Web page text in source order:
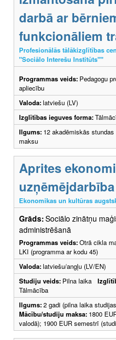
darbā ar
funkcionāliem
Profesionālās tālākizglītības
"Sociālo Interešu Institūts""
Programmas veids: Pedagogu
apliecību
Valoda:latviešu (LV)
Izglītības ieguves forma:
Ilgums: 12 akadēmiskās stundas
maksu
Aprites
uzņēmējdarbība
Ekonomikas un kultūras
Grāds:Sociālo zinātņu
administrēšanā
Programmas veids:Otrā cikla
LKI (programma ar kodu 45)
Valoda:latviešu/angļu (LV/EN)
Studiju veids: Pilna laika
Tālmācība
Ilgums:2 gadi (pilna laika
Mācību/studiju maksa: 1800
valodā); 1900 EUR semestrī